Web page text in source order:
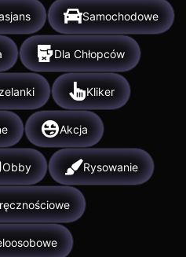
Samochodowe
Dla Chłopców
Kliker
Akcja
Obby Rysowanie